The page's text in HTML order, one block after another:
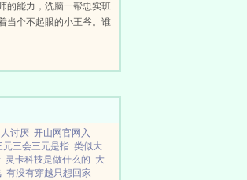
的能力，洗脑一帮忠实班
当个不起眼的小王爷。谁
底放飞了自我，要当就得
讨厌 开山网官网入
元三会三元是指 类似大
灵卡科技是做什么的 大
有没有穿越只想回家